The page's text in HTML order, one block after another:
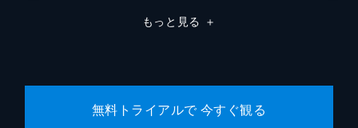
もっと見る ＋
無料トライアルで 今すぐ観る